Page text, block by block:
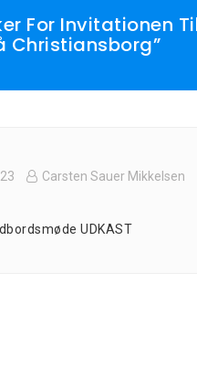
For Invitationen
Christiansborg”
Carsten Sauer Mikkelsen
UDKAST